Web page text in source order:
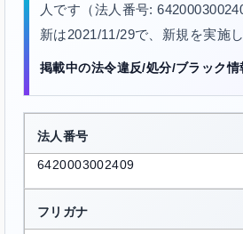
人です（法人番号:
新は2021/11/29で、新規を実施し
掲載中の法令違反/処分/ブラック情
法人番号
6420003002409
フリガナ